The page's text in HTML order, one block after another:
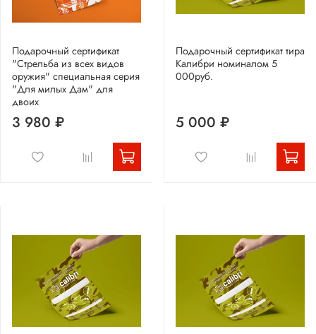
Подарочный сертификат
"Стрельба из всех видов
оружия" специальная серия
"Для милых Дам" для
двоих
3 980 ₽
Подарочный сертификат тира
Калибри номиналом 5
000руб.
5 000 ₽